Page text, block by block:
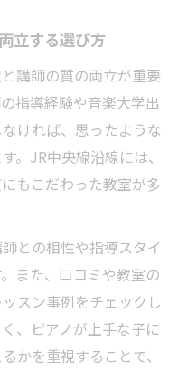
立する選び方
講師の質の両立が重要
指導経験や音楽大学出
ければ、思ったような
。JR中央線沿線には、
もこだわった教室が多
との相性や指導スタイ
また、口コミや教室の
スン事例をチェックし
、ピアノが上手な子に
かを重視することで、